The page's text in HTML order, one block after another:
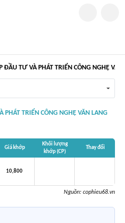
ĐẦU TƯ VÀ PHÁT TRIỂN CÔNG NGHỆ VĂN
PHÁT TRIỂN CÔNG NGHỆ VĂN LANG
Giá khớp
Khối lượng
khớp (CP)
Thay đổi
10,800
Nguồn: cophieu68.vn